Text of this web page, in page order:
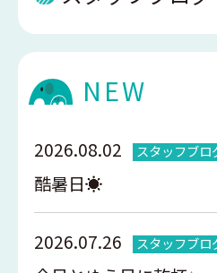
NEW
2026.08.02 スタッフブロ
酷暑日☀️
2026.07.26 スタッフブロ